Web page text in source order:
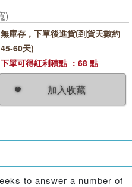
)
加入收藏
無庫存，下單後進貨(到貨天數約
45-60天)
下單可得紅利積點 ：68 點
to answer a number of